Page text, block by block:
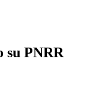
su PNRR